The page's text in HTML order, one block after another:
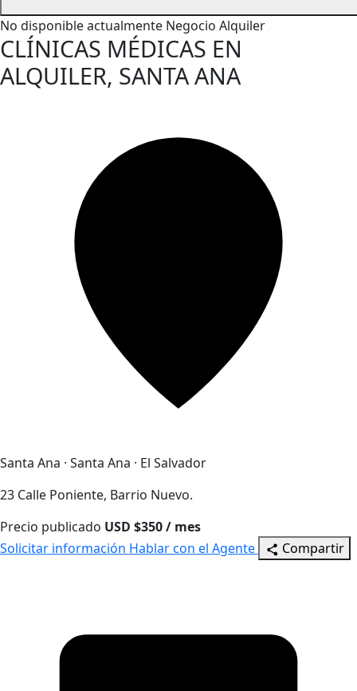
No disponible actualmente Negocio Alquiler
CLÍNICAS MÉDICAS EN
ALQUILER, SANTA ANA
Santa Ana · Santa Ana · El Salvador
23 Calle Poniente, Barrio Nuevo.
Precio publicado USD $350 / mes
Solicitar información Hablar con el Agente Compartir